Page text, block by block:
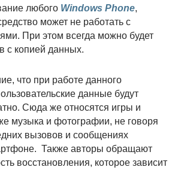
любого Windows Phone,
может не работать с
При этом всегда можно будет
с копией данных.
что при работе данного
данные будут
Сюда же относятся игры и
музыка и фотографии, не говоря
вызовов и сообщениях
Также авторы обращают
восстановления, которое зависит